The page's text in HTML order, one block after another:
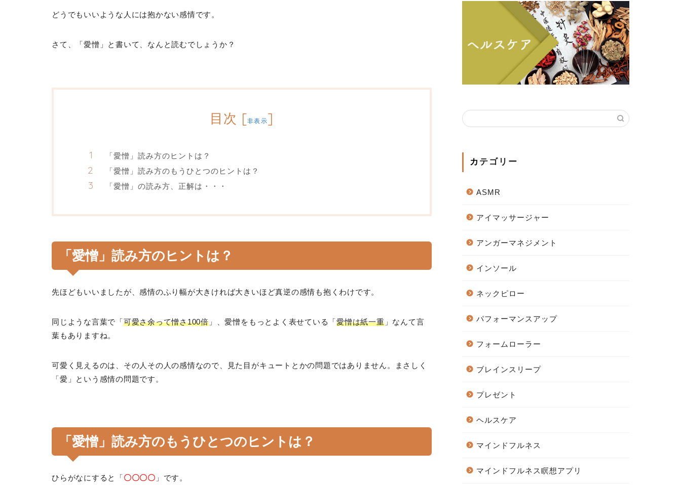
どうでもいいような人には抱かない感情です。
さて、「愛憎」と書いて、なんと読むでしょうか？
目次 [非表示]
「愛憎」読み方のヒントは？
「愛憎」読み方のもうひとつのヒントは？
「愛憎」の読み方、正解は・・・
「愛憎」読み方のヒントは？
先ほどもいいましたが、感情のふり幅が大きければ大きいほど真逆の感情も抱くわけです。
同じような言葉で「可愛さ余って憎さ100倍」、愛憎をもっとよく表せている「愛憎は紙一重」なんて言
葉もありますね。
可愛く見えるのは、その人その人の感情なので、見た目がキュートとかの問題ではありません。まさしく
「愛」という感情の問題です。
「愛憎」読み方のもうひとつのヒントは？
ひらがなにすると「〇〇〇〇 」です。
カテゴリー
ASMR
アイマッサージャー
アンガーマネジメント
インソール
ネックピロー
パフォーマンスアップ
フォームローラー
ブレインスリープ
プレゼント
ヘルスケア
マインドフルネス
マインドフルネス瞑想アプリ